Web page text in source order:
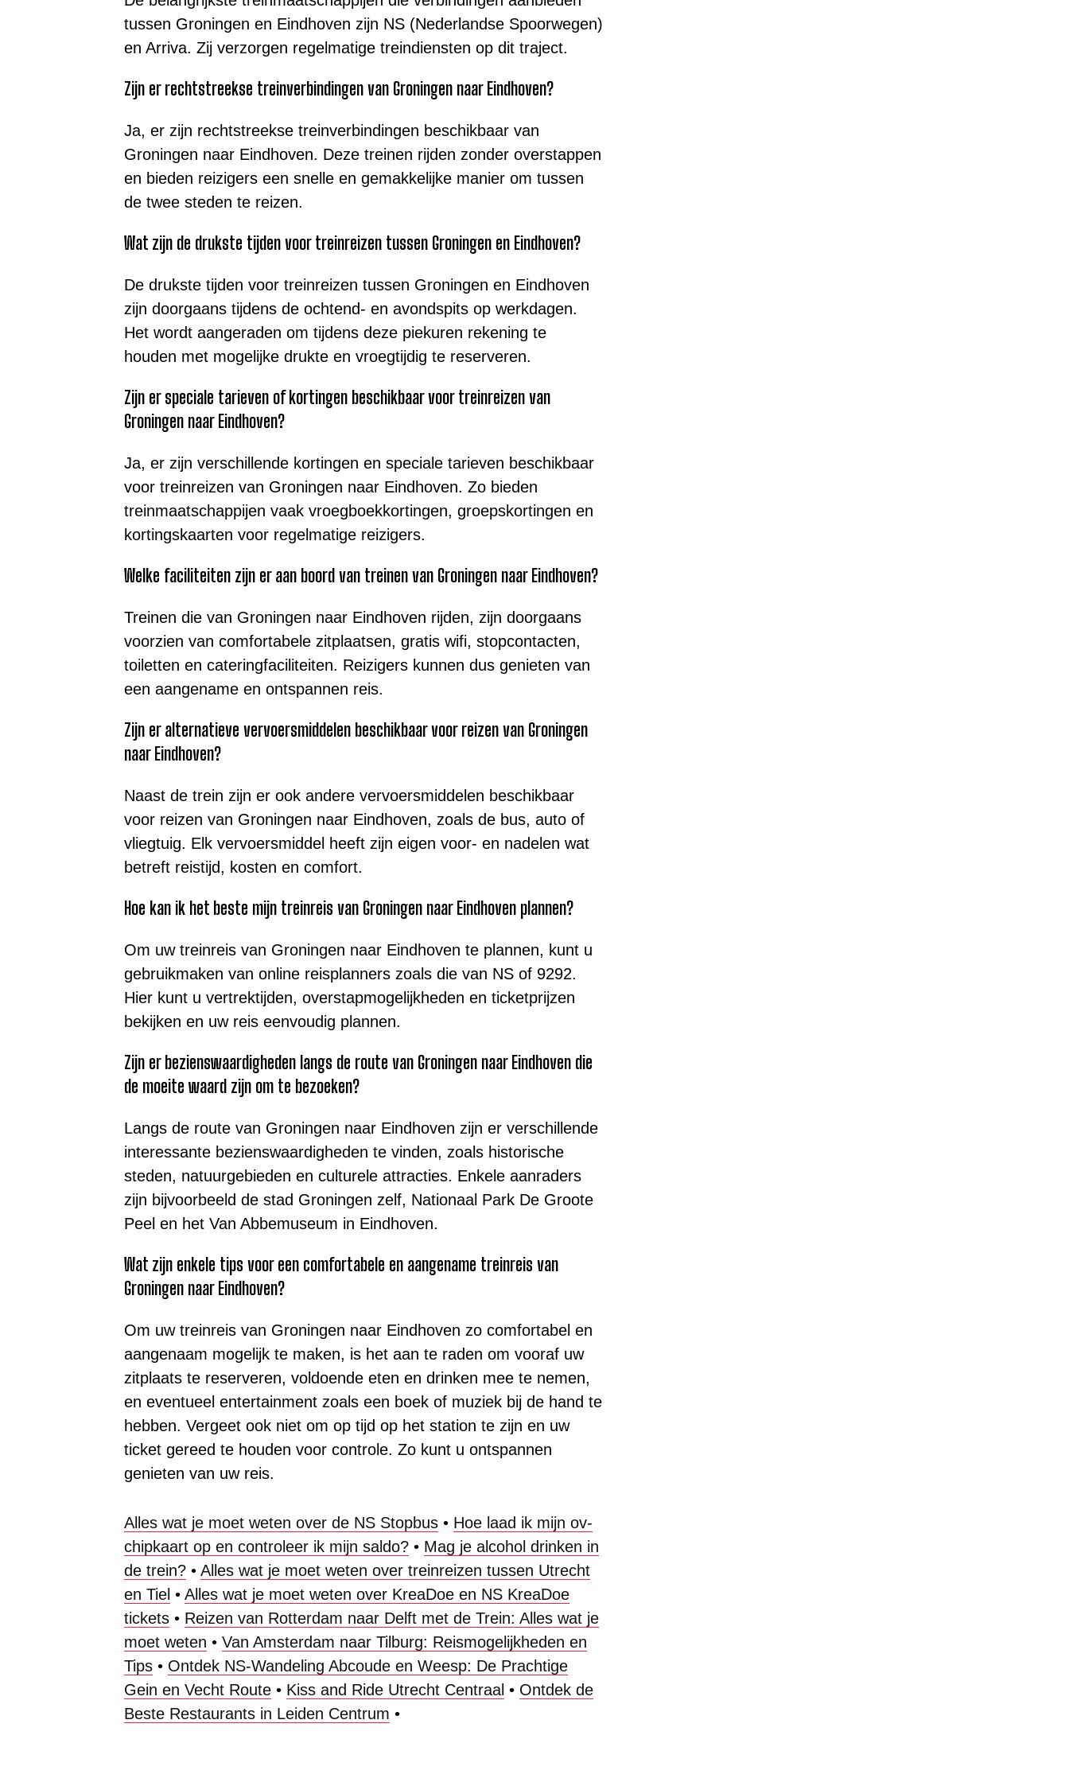
tussen Groningen en Eindhoven zijn NS (Nederlandse Spoorwegen)
en Arriva. Zij verzorgen regelmatige treindiensten op dit traject.
Zijn er rechtstreekse treinverbindingen van Groningen naar Eindhoven?
Ja, er zijn rechtstreekse treinverbindingen beschikbaar van
Groningen naar Eindhoven. Deze treinen rijden zonder overstappen
en bieden reizigers een snelle en gemakkelijke manier om tussen
de twee steden te reizen.
Wat zijn de drukste tijden voor treinreizen tussen Groningen en Eindhoven?
De drukste tijden voor treinreizen tussen Groningen en Eindhoven
zijn doorgaans tijdens de ochtend- en avondspits op werkdagen.
Het wordt aangeraden om tijdens deze piekuren rekening te
houden met mogelijke drukte en vroegtijdig te reserveren.
Zijn er speciale tarieven of kortingen beschikbaar voor treinreizen van
Groningen naar Eindhoven?
Ja, er zijn verschillende kortingen en speciale tarieven beschikbaar
voor treinreizen van Groningen naar Eindhoven. Zo bieden
treinmaatschappijen vaak vroegboekkortingen, groepskortingen en
kortingskaarten voor regelmatige reizigers.
Welke faciliteiten zijn er aan boord van treinen van Groningen naar Eindhoven?
Treinen die van Groningen naar Eindhoven rijden, zijn doorgaans
voorzien van comfortabele zitplaatsen, gratis wifi, stopcontacten,
toiletten en cateringfaciliteiten. Reizigers kunnen dus genieten van
een aangename en ontspannen reis.
Zijn er alternatieve vervoersmiddelen beschikbaar voor reizen van Groningen
naar Eindhoven?
Naast de trein zijn er ook andere vervoersmiddelen beschikbaar
voor reizen van Groningen naar Eindhoven, zoals de bus, auto of
vliegtuig. Elk vervoersmiddel heeft zijn eigen voor- en nadelen wat
betreft reistijd, kosten en comfort.
Hoe kan ik het beste mijn treinreis van Groningen naar Eindhoven plannen?
Om uw treinreis van Groningen naar Eindhoven te plannen, kunt u
gebruikmaken van online reisplanners zoals die van NS of 9292.
Hier kunt u vertrektijden, overstapmogelijkheden en ticketprijzen
bekijken en uw reis eenvoudig plannen.
Zijn er bezienswaardigheden langs de route van Groningen naar Eindhoven die
de moeite waard zijn om te bezoeken?
Langs de route van Groningen naar Eindhoven zijn er verschillende
interessante bezienswaardigheden te vinden, zoals historische
steden, natuurgebieden en culturele attracties. Enkele aanraders
zijn bijvoorbeeld de stad Groningen zelf, Nationaal Park De Groote
Peel en het Van Abbemuseum in Eindhoven.
Wat zijn enkele tips voor een comfortabele en aangename treinreis van
Groningen naar Eindhoven?
Om uw treinreis van Groningen naar Eindhoven zo comfortabel en
aangenaam mogelijk te maken, is het aan te raden om vooraf uw
zitplaats te reserveren, voldoende eten en drinken mee te nemen,
en eventueel entertainment zoals een boek of muziek bij de hand te
hebben. Vergeet ook niet om op tijd op het station te zijn en uw
ticket gereed te houden voor controle. Zo kunt u ontspannen
genieten van uw reis.
Alles wat je moet weten over de NS Stopbus • Hoe laad ik mijn ov-
chipkaart op en controleer ik mijn saldo? • Mag je alcohol drinken in
de trein? • Alles wat je moet weten over treinreizen tussen Utrecht
en Tiel • Alles wat je moet weten over KreaDoe en NS KreaDoe
tickets • Reizen van Rotterdam naar Delft met de Trein: Alles wat je
moet weten • Van Amsterdam naar Tilburg: Reismogelijkheden en
Tips • Ontdek NS-Wandeling Abcoude en Weesp: De Prachtige
Gein en Vecht Route • Kiss and Ride Utrecht Centraal • Ontdek de
Beste Restaurants in Leiden Centrum •